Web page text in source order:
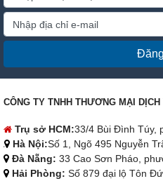
CÔNG TY TNHH THƯƠNG MẠI
Trụ sở HCM:33/4 Bùi Đình Túy,
Hà Nội:Số 1, Ngõ 495 Nguyễn
Đà Nẵng: 33 Cao Sơn Pháo,
Hải Phòng: Số 879 đại lộ Tôn